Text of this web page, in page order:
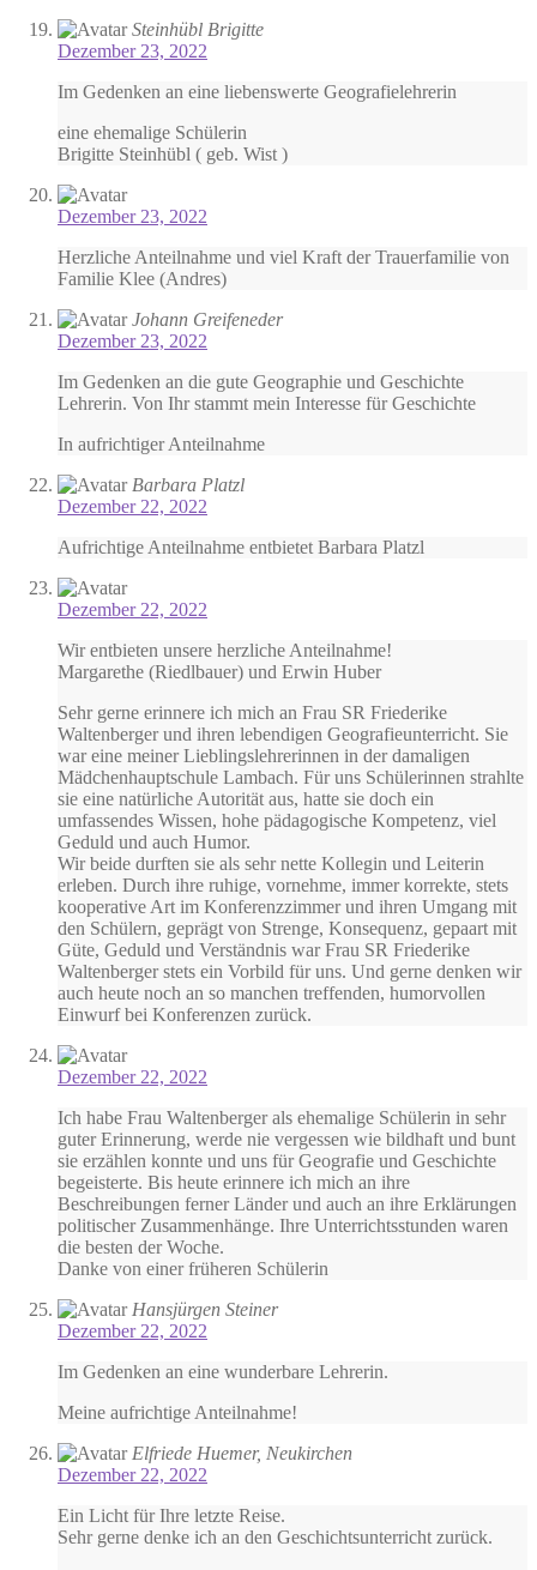
Steinhübl Brigitte
Dezember 23, 2022
Im Gedenken an eine liebenswerte Geografielehrerin
eine ehemalige Schülerin
Brigitte Steinhübl ( geb. Wist )
Dezember 23, 2022
Herzliche Anteilnahme und viel Kraft der Trauerfamilie von
Familie Klee (Andres)
Johann Greifeneder
Dezember 23, 2022
Im Gedenken an die gute Geographie und Geschichte
Lehrerin. Von Ihr stammt mein Interesse für Geschichte
In aufrichtiger Anteilnahme
Barbara Platzl
Dezember 22, 2022
Aufrichtige Anteilnahme entbietet Barbara Platzl
Dezember 22, 2022
Wir entbieten unsere herzliche Anteilnahme!
Margarethe (Riedlbauer) und Erwin Huber
Sehr gerne erinnere ich mich an Frau SR Friederike
Waltenberger und ihren lebendigen Geografieunterricht. Sie
war eine meiner Lieblingslehrerinnen in der damaligen
Mädchenhauptschule Lambach. Für uns Schülerinnen strahlte
sie eine natürliche Autorität aus, hatte sie doch ein
umfassendes Wissen, hohe pädagogische Kompetenz, viel
Geduld und auch Humor.
Wir beide durften sie als sehr nette Kollegin und Leiterin
erleben. Durch ihre ruhige, vornehme, immer korrekte, stets
kooperative Art im Konferenzzimmer und ihren Umgang mit
den Schülern, geprägt von Strenge, Konsequenz, gepaart mit
Güte, Geduld und Verständnis war Frau SR Friederike
Waltenberger stets ein Vorbild für uns. Und gerne denken wir
auch heute noch an so manchen treffenden, humorvollen
Einwurf bei Konferenzen zurück.
Dezember 22, 2022
Ich habe Frau Waltenberger als ehemalige Schülerin in sehr
guter Erinnerung, werde nie vergessen wie bildhaft und bunt
sie erzählen konnte und uns für Geografie und Geschichte
begeisterte. Bis heute erinnere ich mich an ihre
Beschreibungen ferner Länder und auch an ihre Erklärungen
politischer Zusammenhänge. Ihre Unterrichtsstunden waren
die besten der Woche.
Danke von einer früheren Schülerin
Hansjürgen Steiner
Dezember 22, 2022
Im Gedenken an eine wunderbare Lehrerin.
Meine aufrichtige Anteilnahme!
Elfriede Huemer, Neukirchen
Dezember 22, 2022
Ein Licht für Ihre letzte Reise.
Sehr gerne denke ich an den Geschichtsunterricht zurück.